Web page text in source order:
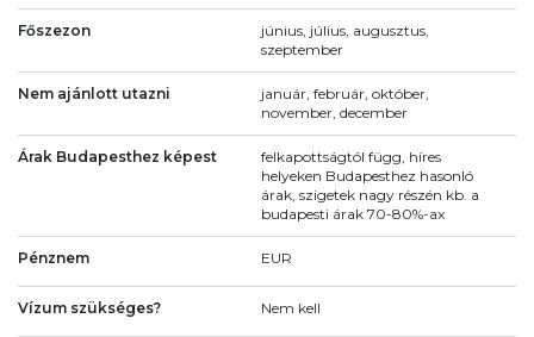
Főszezon
június, július, augusztus,
szeptember
Nem ajánlott utazni
január, február, október,
november, december
Árak Budapesthez képest
felkapottságtól függ, híres
helyeken Budapesthez hasonló
árak, szigetek nagy részén kb. a
budapesti árak 70-80%-ax
Pénznem EUR
Vízum szükséges? Nem kell